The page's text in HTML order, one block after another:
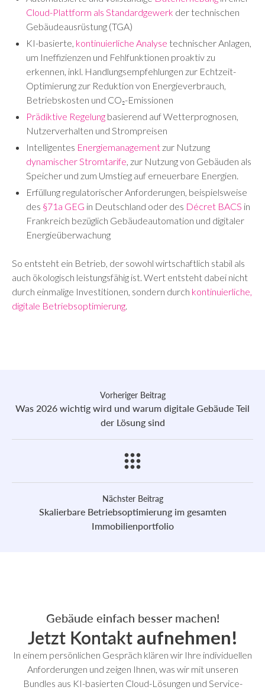
Cloud-Plattform als Standardgewerk der technischen
Gebäudeausrüstung (TGA)
KI-basierte, kontinuierliche Analyse technischer Anlagen,
um Ineffizienzen und Fehlfunktionen proaktiv zu
erkennen, inkl. Handlungsempfehlungen zur Echtzeit-
Optimierung zur Reduktion von Energieverbrauch,
Betriebskosten und CO₂-Emissionen
Prädiktive Regelung basierend auf Wetterprognosen,
Nutzerverhalten und Strompreisen
Intelligentes Energiemanagement zur Nutzung
dynamischer Stromtarife, zur Nutzung von Gebäuden als
Speicher und zum Umstieg auf erneuerbare Energien.
Erfüllung regulatorischer Anforderungen, beispielsweise
des §71a GEG in Deutschland oder des Décret BACS in
Frankreich bezüglich Gebäudeautomation und digitaler
Energieüberwachung
So entsteht ein Betrieb, der sowohl wirtschaftlich stabil als
auch ökologisch leistungsfähig ist. Wert entsteht dabei nicht
durch einmalige Investitionen, sondern durch kontinuierliche,
digitale Betriebsoptimierung.
Vorheriger Beitrag
Was 2026 wichtig wird und warum digitale Gebäude Teil
der Lösung sind
Nächster Beitrag
Skalierbare Betriebsoptimierung im gesamten
Immobilienportfolio
Gebäude einfach besser machen!
Jetzt Kontakt aufnehmen!
In einem persönlichen Gespräch klären wir Ihre individuellen
Anforderungen und zeigen Ihnen, was wir mit unseren
Bundles aus KI-basierten Cloud-Lösungen und Service-